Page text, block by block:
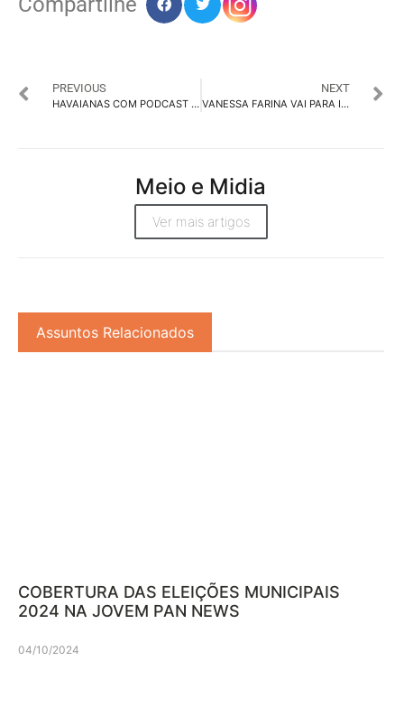
PREVIOUS
HAVAIANAS COM PODCAST E CAMPANHA DA MEDIA.MONKS
NEXT
VANESSA FARINA VAI PARA ID\TBWA COMO DIRETORA
Meio e Midia
Ver mais artigos
Assuntos Relacionados
COBERTURA DAS ELEIÇÕES MUNICIPAIS
2024 NA JOVEM PAN NEWS
04/10/2024